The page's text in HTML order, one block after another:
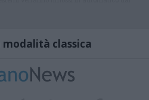
modalità classica